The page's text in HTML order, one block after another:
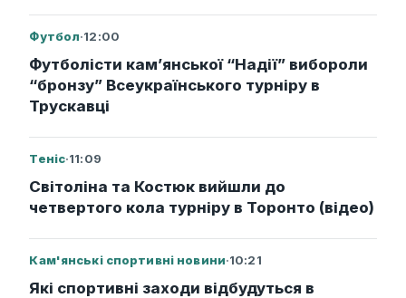
Футбол·12:00
Футболісти кам’янської “Надії” вибороли
“бронзу” Всеукраїнського турніру в
Трускавці
Теніс·11:09
Світоліна та Костюк вийшли до
четвертого кола турніру в Торонто (відео)
Кам'янські спортивні новини·10:21
Які спортивні заходи відбудуться в